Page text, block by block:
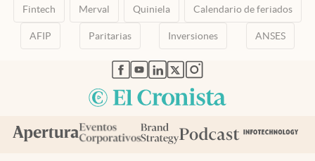
Fintech Merval Quiniela Calendario de feriados
AFIP Paritarias Inversiones ANSES
abre en nueva pestaña
abre en nueva pestaña
abre en nueva pestaña
abre en nueva pestaña
abre en nueva pestaña